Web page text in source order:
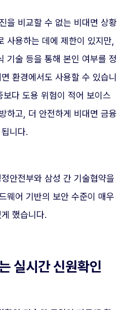
을 비교할 수 없는 비대면 상황
사용하는 데에 제한이 있지만,
기술 등을 통해 본인 여부를 정
환경에서도 사용할 수 있습니
다 도용 위험이 적어 보이스
하고, 더 안전하게 비대면 금융
니다.
안전부와 삼성 간 기술협약을
웨어 기반의 보안 수준이 매우
했습니다.
실시간 신원확인